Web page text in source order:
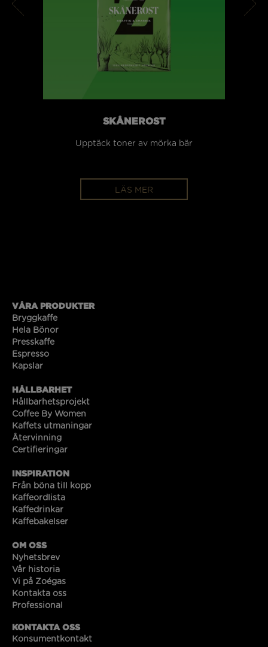
SKÅNEROST
Upptäck toner av mörka bär
LÄS MER
VÅRA PRODUKTER
Bryggkaffe
Hela Bönor
Presskaffe
Espresso
Kapslar
HÅLLBARHET
Hållbarhetsprojekt
Coffee By Women
Kaffets utmaningar
Återvinning
Certifieringar
INSPIRATION
Från böna till kopp
Kaffeordlista
Kaffedrinkar
Kaffebakelser
OM OSS
Nyhetsbrev
Vår historia
Vi på Zoégas
Kontakta oss
Professional
KONTAKTA OSS
Konsumentkontakt